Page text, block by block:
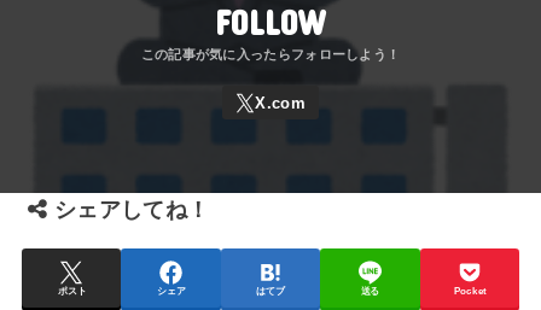
FOLLOW
シェアしてね！
ポスト シェア はてブ 送る Pocket